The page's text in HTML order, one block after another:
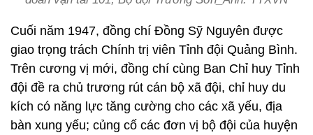
đội đề ra chủ trương rút cán bộ xã đội, chỉ huy du
kích có năng lực tăng cường cho các xã yếu, địa
bàn xung yếu; củng cố các đơn vị bộ đội của huyện
và tỉnh, xây dựng cụm làng chiến đấu liên hoàn, tạo
lực lượng và thế trận vững chắc cho cuộc kháng
chiến của quân và dân Quảng Bình, với những làng
chiến đấu điển hình, như: Cảnh Dương, Hoàn Lão,